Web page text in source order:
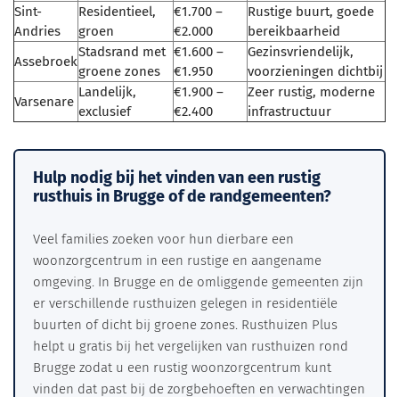
Sint-
Andries
Residentieel,
groen
€1.700 –
€2.000
Rustige buurt, goede
bereikbaarheid
Assebroek
Stadsrand met
groene zones
€1.600 –
€1.950
Gezinsvriendelijk,
voorzieningen dichtbij
Varsenare
Landelijk,
exclusief
€1.900 –
€2.400
Zeer rustig, moderne
infrastructuur
Hulp nodig bij het vinden van een rustig
rusthuis in Brugge of de randgemeenten?
Veel families zoeken voor hun dierbare een
woonzorgcentrum in een rustige en aangename
omgeving. In Brugge en de omliggende gemeenten zijn
er verschillende rusthuizen gelegen in residentiële
buurten of dicht bij groene zones. Rusthuizen Plus
helpt u gratis bij het vergelijken van rusthuizen rond
Brugge zodat u een rustig woonzorgcentrum kunt
vinden dat past bij de zorgbehoeften en verwachtingen